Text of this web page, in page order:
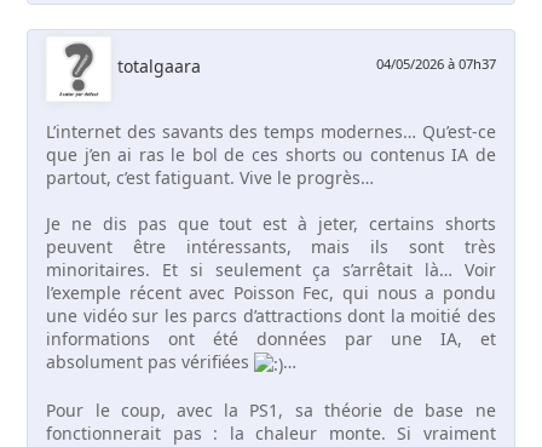
totalgaara 04/05/2026 à 07h37
L’internet des savants des temps modernes… Qu’est-ce
que j’en ai ras le bol de ces shorts ou contenus IA de
partout, c’est fatiguant. Vive le progrès…
Je ne dis pas que tout est à jeter, certains shorts
peuvent être intéressants, mais ils sont très
minoritaires. Et si seulement ça s’arrêtait là… Voir
l’exemple récent avec Poisson Fec, qui nous a pondu
une vidéo sur les parcs d’attractions dont la moitié des
informations ont été données par une IA, et
absolument pas vérifiées
…
Pour le coup, avec la PS1, sa théorie de base ne
fonctionnerait pas : la chaleur monte. Si vraiment